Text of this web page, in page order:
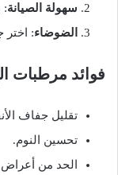
سهولة الصيانة:
الضوضاء: اختر
فوائد مرطبات
تقليل جفاف
تحسين النوم.
الحد من أعراض